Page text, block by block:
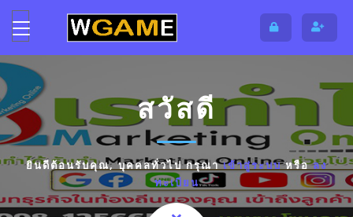
สวัสดี
ยินดีต้อนรับคุณ,บุคคลทั่วไปกรุณาเข้าสู่ระบบหรือลง
ทะเบียน